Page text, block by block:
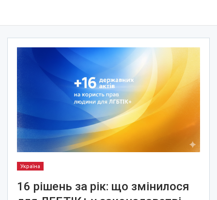
Україна
16 рішень за рік: що змінилося